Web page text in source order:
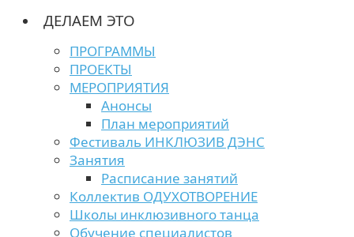
ДЕЛАЕМ ЭТО
ПРОГРАММЫ
ПРОЕКТЫ
МЕРОПРИЯТИЯ
Анонсы
План мероприятий
Фестиваль ИНКЛЮЗИВ ДЭНС
Занятия
Расписание занятий
Коллектив ОДУХОТВОРЕНИЕ
Школы инклюзивного танца
Обучение специалистов